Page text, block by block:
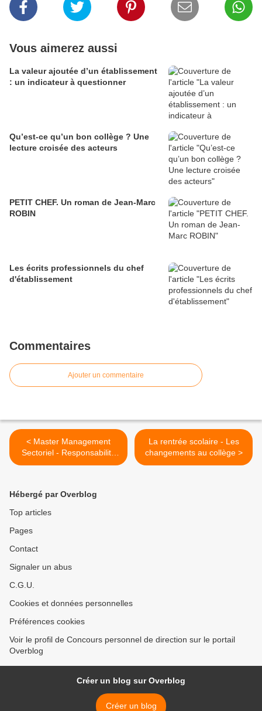
Vous aimerez aussi
La valeur ajoutée d’un établissement
: un indicateur à questionner
Qu’est-ce qu’un bon collège ? Une
lecture croisée des acteurs
PETIT CHEF. Un roman de Jean-Marc
ROBIN
Les écrits professionnels du chef
d'établissement
Commentaires
Ajouter un commentaire
< Master Management
Sectoriel - Responsabilité
des Etablissements
La rentrée scolaire - Les
changements au collège >
Hébergé par Overblog
Top articles
Pages
Contact
Signaler un abus
C.G.U.
Cookies et données personnelles
Préférences cookies
Voir le profil de Concours personnel de direction sur le portail
Overblog
Créer un blog sur Overblog
Créer un blog